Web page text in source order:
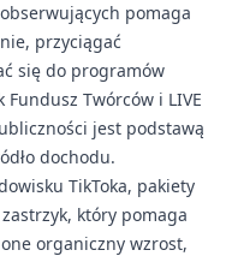
pomaga
przyciągać
się do programów
Twórców i LIVE
jest podstawą
dochodu.
TikToka, pakiety
który pomaga
organiczny wzrost,